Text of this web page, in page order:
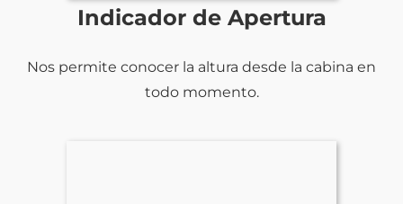
Indicador de Apertura
Nos permite conocer la altura desde la cabina en
todo momento.